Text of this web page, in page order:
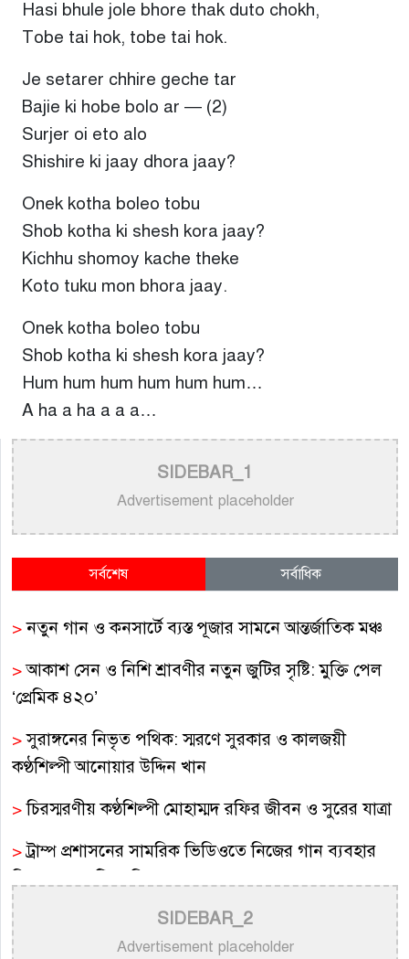
Hasi bhule jole bhore thak duto chokh,
Tobe tai hok, tobe tai hok.
Je setarer chhire geche tar
Bajie ki hobe bolo ar — (2)
Surjer oi eto alo
Shishire ki jaay dhora jaay?
Onek kotha boleo tobu
Shob kotha ki shesh kora jaay?
Kichhu shomoy kache theke
Koto tuku mon bhora jaay.
Onek kotha boleo tobu
Shob kotha ki shesh kora jaay?
Hum hum hum hum hum hum…
A ha a ha a a a…
SIDEBAR_1
Advertisement placeholder
সর্বশেষ সর্বাধিক
>নতুন গান ও কনসার্টে ব্যস্ত পূজার সামনে আন্তর্জাতিক মঞ্চ
>আকাশ সেন ও নিশি শ্রাবণীর নতুন জুটির সৃষ্টি: মুক্তি পেল
‘প্রেমিক ৪২০’
>সুরাঙ্গনের নিভৃত পথিক: স্মরণে সুরকার ও কালজয়ী
কণ্ঠশিল্পী আনোয়ার উদ্দিন খান
>চিরস্মরণীয় কণ্ঠশিল্পী মোহাম্মদ রফির জীবন ও সুরের যাত্রা
>ট্রাম্প প্রশাসনের সামরিক ভিডিওতে নিজের গান ব্যবহার
>
নতুন করে ভাইরাল ‘আজ কেন মন উদাসী হয়ে’ গানের
পেছনের গল্প
SIDEBAR_2
Advertisement placeholder